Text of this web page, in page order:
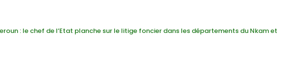
: le chef de l’Etat planche sur le litige foncier dans les départements du Nkam et